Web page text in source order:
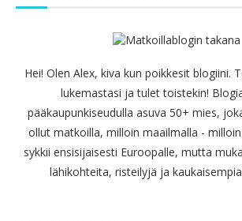
Hei! Olen Alex, kiva kun poikkesit blogiini.
lukemastasi ja tulet toistekin!
pääkaupunkiseudulla asuva 50+ mies,
ollut matkoilla, milloin maailmalla - milloin
sykkii ensisijaisesti Euroopalle, mutta
lähikohteita, risteilyjä ja